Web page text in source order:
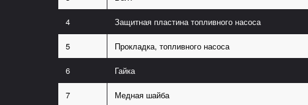
4 Защитная пластина топливного насоса
5 Прокладка, топливного насоса
6 Гайка
7 Медная шайба